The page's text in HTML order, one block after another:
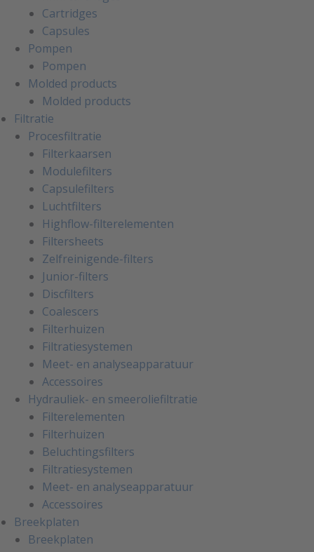
Cartridges
Capsules
Pompen
Pompen
Molded products
Molded products
Filtratie
Procesfiltratie
Filterkaarsen
Modulefilters
Capsulefilters
Luchtfilters
Highflow-filterelementen
Filtersheets
Zelfreinigende-filters
Junior-filters
Discfilters
Coalescers
Filterhuizen
Filtratiesystemen
Meet- en analyseapparatuur
Accessoires
Hydrauliek- en smeeroliefiltratie
Filterelementen
Filterhuizen
Beluchtingsfilters
Filtratiesystemen
Meet- en analyseapparatuur
Accessoires
Breekplaten
Breekplaten